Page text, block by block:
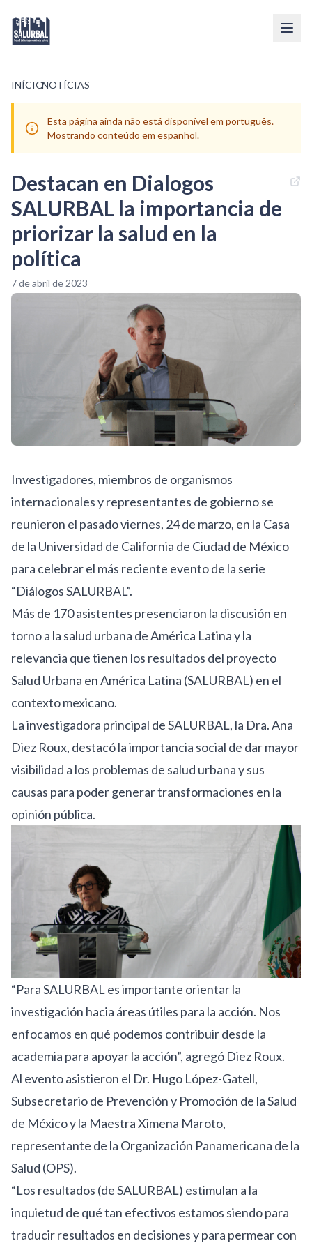
INÍCIO/NOTÍCIAS
Esta página ainda não está disponível em português.
Mostrando conteúdo em espanhol.
Destacan en Dialogos
SALURBAL la importancia de
priorizar la salud en la
política
7 de abril de 2023
Investigadores, miembros de organismos
internacionales y representantes de gobierno se
reunieron el pasado viernes, 24 de marzo, en la Casa
de la Universidad de California de Ciudad de México
para celebrar el más reciente evento de la serie
“Diálogos SALURBAL”.
Más de 170 asistentes presenciaron la discusión en
torno a la salud urbana de América Latina y la
relevancia que tienen los resultados del proyecto
Salud Urbana en América Latina (SALURBAL) en el
contexto mexicano.
La investigadora principal de SALURBAL, la Dra. Ana
Diez Roux, destacó la importancia social de dar mayor
visibilidad a los problemas de salud urbana y sus
causas para poder generar transformaciones en la
opinión pública.
“Para SALURBAL es importante orientar la
investigación hacia áreas útiles para la acción. Nos
enfocamos en qué podemos contribuir desde la
academia para apoyar la acción”, agregó Diez Roux.
Al evento asistieron el Dr. Hugo López-Gatell, ​​​​​​​
Subsecretario de Prevención y Promoción de la Salud
de México y la Maestra Ximena Maroto,
representante de la Organización Panamericana de la
Salud (OPS).
“Los resultados (de SALURBAL) estimulan a la
inquietud de qué tan efectivos estamos siendo para
traducir resultados en decisiones y para permear con